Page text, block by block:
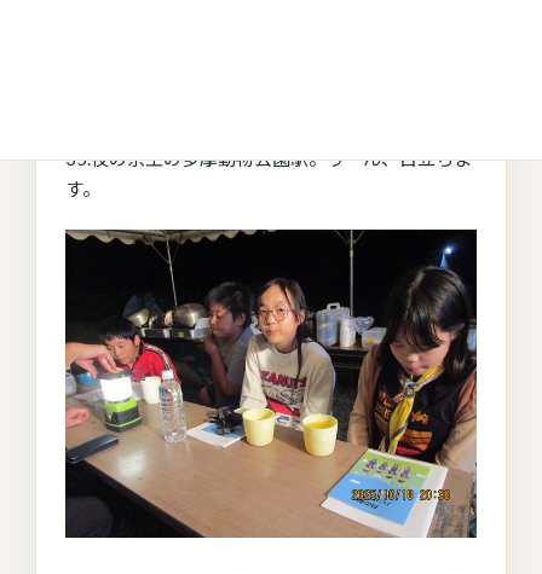
35.夜の京王の多摩動物公園駅。うーん、目立ちま
す。